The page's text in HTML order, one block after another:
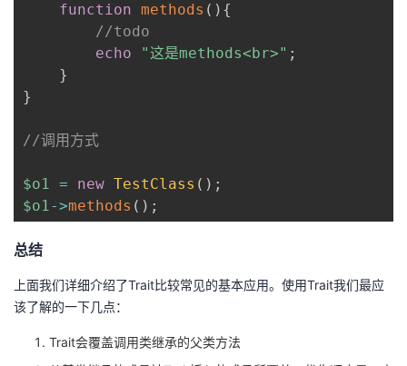
function methods ( ) {
//todo
echo
"这是methods<br>" ;
}
}
//调用方式
$o1 = new TestClass ( ) ;
$o1->methods ( ) ;
总结
上面我们详细介绍了Trait比较常见的基本应用。使用Trait我们最应
该了解的一下几点：
Trait会覆盖调用类继承的父类方法